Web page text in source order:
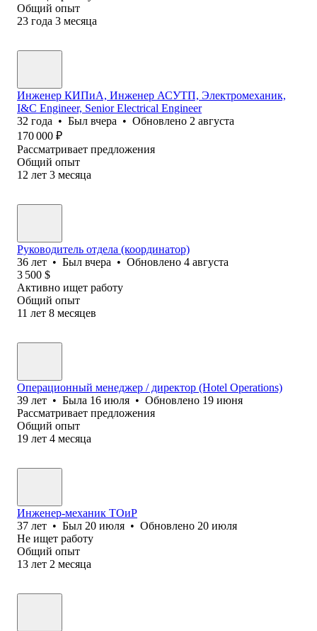
Общий опыт
23 года 3 месяца
Инженер КИПиА, Инженер АСУТП, Электромеханик,
I&C Engineer, Senior Electrical Engineer
32 года • Был вчера • Обновлено 2 августа
170 000 ₽
Рассматривает предложения
Общий опыт
12 лет 3 месяца
Руководитель отдела (координатор)
36 лет • Был вчера • Обновлено 4 августа
3 500 $
Активно ищет работу
Общий опыт
11 лет 8 месяцев
Операционный менеджер / директор (Hotel Operations)
39 лет • Была 16 июля • Обновлено 19 июня
Рассматривает предложения
Общий опыт
19 лет 4 месяца
Инженер-механик ТОиР
37 лет • Был 20 июля • Обновлено 20 июля
Не ищет работу
Общий опыт
13 лет 2 месяца